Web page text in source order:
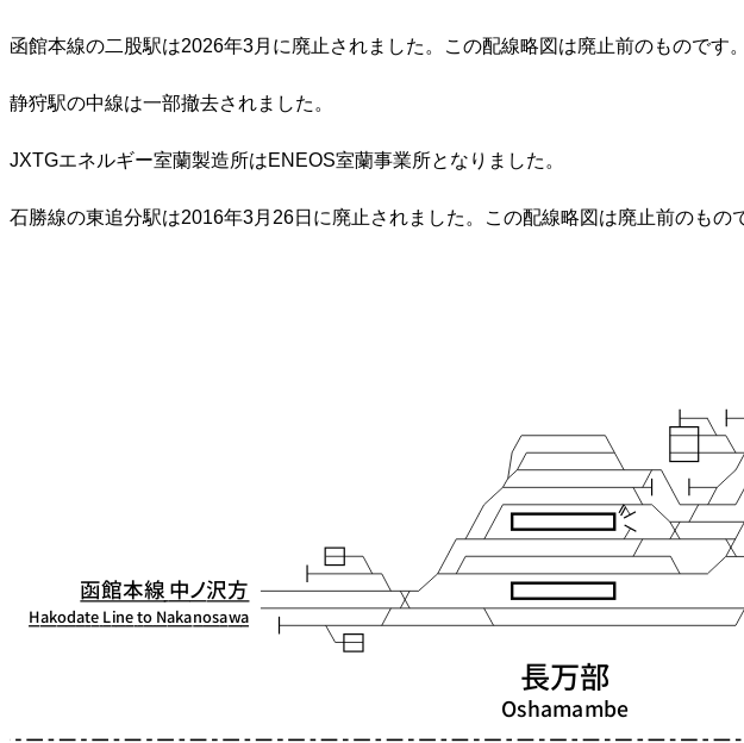
函館本線の二股駅は2026年3月に廃止されました。この配線略図は廃止前のものです。
静狩駅の中線は一部撤去されました。
JXTGエネルギー室蘭製造所はENEOS室蘭事業所となりました。
石勝線の東追分駅は2016年3月26日に廃止されました。この配線略図は廃止前のもの